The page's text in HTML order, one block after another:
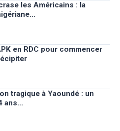
les Américains : la
en RDC pour commencer
tragique à Yaoundé : un
ans...